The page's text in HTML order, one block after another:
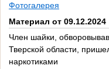
Фотогалерея
Материал от 09.12.2024
Член шайки,
Тверской области,
наркотиками